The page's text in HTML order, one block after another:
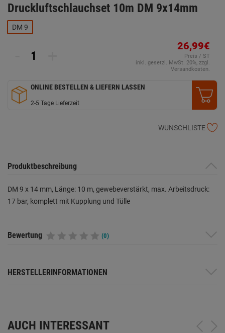
Druckluftschlauchset 10m DM 9x14mm
DM 9
26,99€
Preis / ST
inkl. gesetzl. MwSt. 20%, zzgl.
Versandkosten.
ONLINE BESTELLEN & LIEFERN LASSEN
2-5 Tage Lieferzeit
WUNSCHLISTE
Produktbeschreibung
DM 9 x 14 mm, Länge: 10 m, gewebeverstärkt, max. Arbeitsdruck:
17 bar, komplett mit Kupplung und Tülle
Bewertung (0)
HERSTELLERINFORMATIONEN
AUCH INTERESSANT